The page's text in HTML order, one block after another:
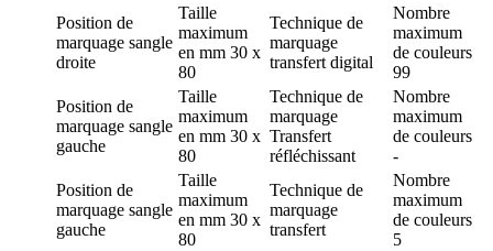
Position de
marquage sangle
droite
Taille
maximum
en mm 30 x
80
Technique de
marquage
transfert digital
Nombre
maximum
de couleurs
99
Position de
marquage sangle
gauche
Taille
maximum
en mm 30 x
80
Technique de
marquage
Transfert
réfléchissant
Nombre
maximum
de couleurs
-
Position de
marquage sangle
gauche
Taille
maximum
en mm 30 x
80
Technique de
marquage
transfert
Nombre
maximum
de couleurs
5